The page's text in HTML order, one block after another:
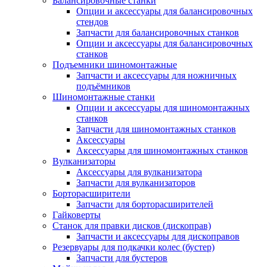
Опции и аксессуары для балансировочных
стендов
Запчасти для балансировочных станков
Опции и аксессуары для балансировочных
станков
Подъемники шиномонтажные
Запчасти и аксессуары для ножничных
подъёмников
Шиномонтажные станки
Опции и аксессуары для шиномонтажных
станков
Запчасти для шиномонтажных станков
Аксессуары
Аксессуары для шиномонтажных станков
Вулканизаторы
Аксессуары для вулканизатора
Запчасти для вулканизаторов
Борторасширители
Запчасти для борторасширителей
Гайковерты
Станок для правки дисков (дископрав)
Запчасти и аксессуары для дископравов
Резервуары для подкачки колес (бустер)
Запчасти для бустеров